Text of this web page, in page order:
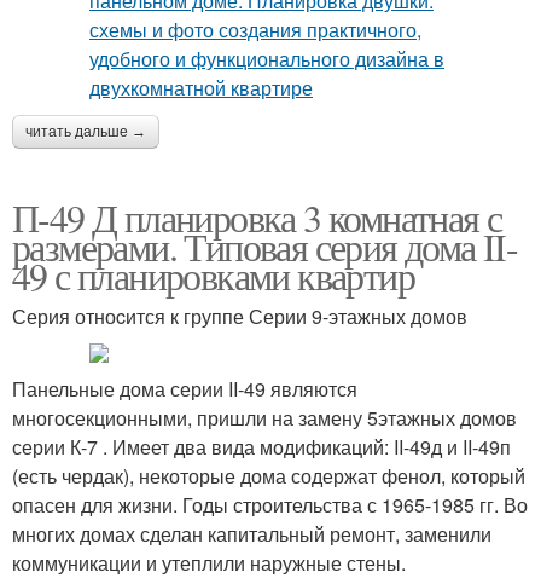
читать дальше →
П-49 Д планировка 3 комнатная с
размерами. Типовая серия дома II-
49 с планировками квартир
Серия отноcится к группе Серии 9-этажных домов
Панельные дома серии II-49 являются
многосекционными, пришли на замену 5этажных домов
серии К-7 . Имеет два вида модификаций: II-49д и II-49п
(есть чердак), некоторые дома содержат фенол, который
опасен для жизни. Годы строительства с 1965-1985 гг. Во
многих домах сделан капитальный ремонт, заменили
коммуникации и утеплили наружные стены.